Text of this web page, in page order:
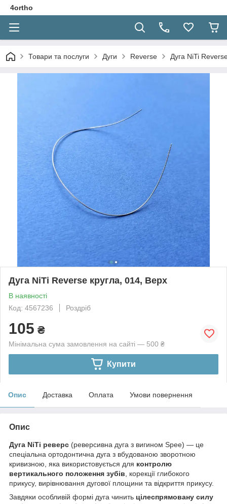
4ortho
Товари та послуги Дуги Reverse Дуга NiTi
Дуга NiTi Reverse кругла, 014, Верх
В наявності
Код: 4567236
Роздріб
105 ₴
Мінімальна сума замовлення на сайті — 500 ₴
Купити
Опис Доставка Оплата Умови повернення
Опис
Дуга NiTi реверс (реверсивна дуга з вигином Spee) — це
спеціальна ортодонтична дуга з вбудованою зворотною
кривизною, яка використовується для контролю
вертикального положення зубів , корекції глибокого
прикусу, вирівнювання дугової площини та відкриття прикусу.
Завдяки особливій формі дуга чинить цілеспрямовану силу